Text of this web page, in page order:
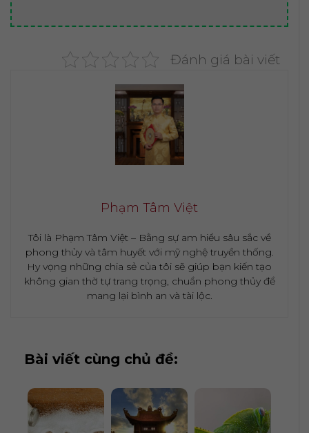
Đánh giá bài viết
Phạm Tâm Việt
Tôi là Phạm Tâm Việt – Bằng sự am hiểu sâu sắc về
phong thủy và tâm huyết với mỹ nghệ truyền thống.
Hy vọng những chia sẻ của tôi sẽ giúp bạn kiến tạo
không gian thờ tự trang trọng, chuẩn phong thủy để
mang lại bình an và tài lộc.
Bài viết cùng chủ đề: